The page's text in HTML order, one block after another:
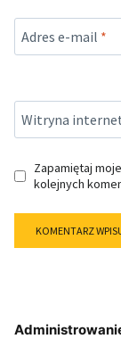
Adres e-mail *
Witryna
Zapamiętaj
kolejnych